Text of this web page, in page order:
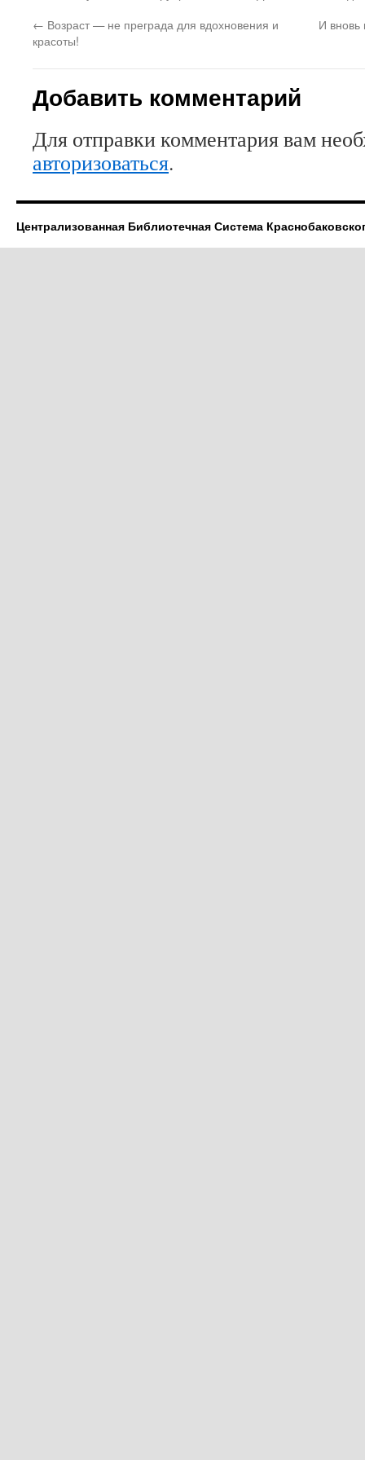
(Открывается
новом
окне)
на
(Открывается
в
(Открывается
новом
окне)
← Возраст — не преграда для вдохновения и
красоты!
И вновь
Добавить комментарий
Для отправки комментария вам
авторизоваться.
Централизованная Библиотечная Система